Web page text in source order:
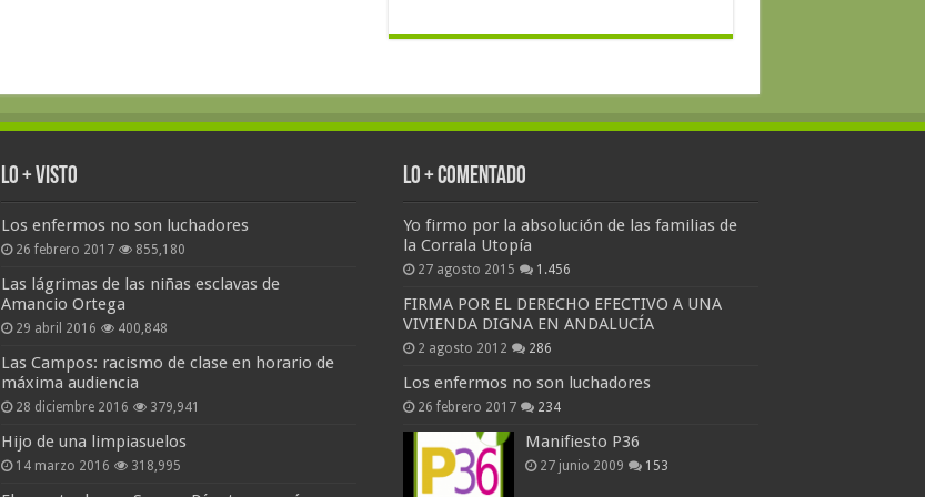
Lo + Visto
Los enfermos no son luchadores
26 febrero 2017 855,180
Las lágrimas de las niñas esclavas de
Amancio Ortega
29 abril 2016 400,848
Las Campos: racismo de clase en horario de
máxima audiencia
28 diciembre 2016 379,941
Hijo de una limpiasuelos
14 marzo 2016 318,995
Lo + Comentado
Yo firmo por la absolución de las familias de
la Corrala Utopía
27 agosto 2015 1.456
FIRMA POR EL DERECHO EFECTIVO A UNA
VIVIENDA DIGNA EN ANDALUCÍA
2 agosto 2012 286
Los enfermos no son luchadores
26 febrero 2017 234
Manifiesto P36
27 junio 2009 153